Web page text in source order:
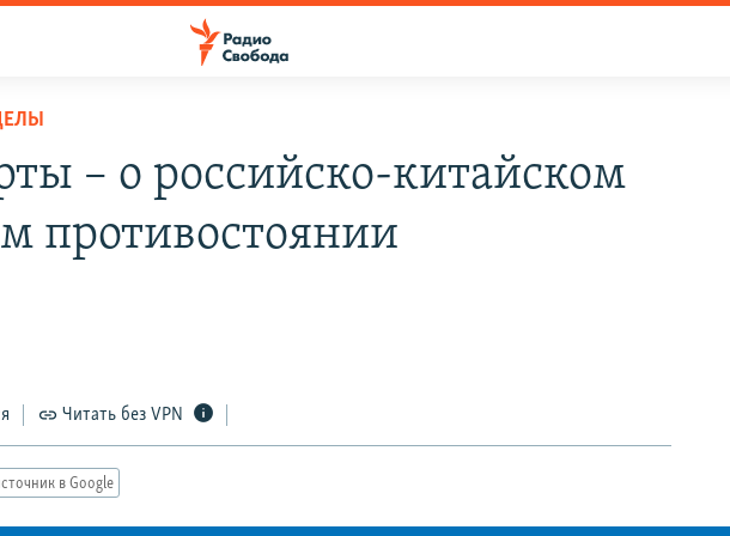
– о российско-китайском
противостоянии
Читать без VPN
в Google